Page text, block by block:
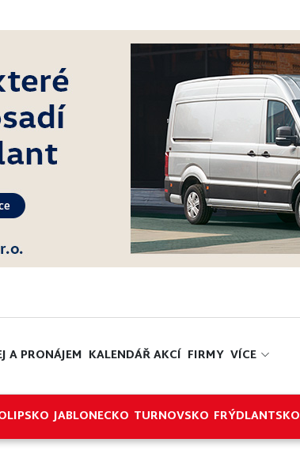
A PRONÁJEM KALENDÁŘ AKCÍ FIRMY VÍCE
JABLONECKO TURNOVSKO FRÝDLANTSKO